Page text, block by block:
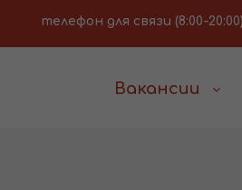
телефон для связи (8:00-20:00)
Вакансии